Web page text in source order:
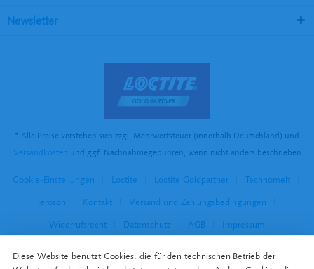
Newsletter
* Alle Preise verstehen sich zzgl. Mehrwertsteuer (innerhalb Deutschland) und
Versandkosten und ggf. Nachnahmegebühren, wenn nicht anders beschrieben
Cookie-Einstellungen Loctite Loctite Goldpartner
Technomelt
Teroson
Kontakt
Versand und Zahlungsbedingungen
Widerrufsrecht
Datenschutz AGB Impressum
Diese Website benutzt Cookies, die für den technischen Betrieb der